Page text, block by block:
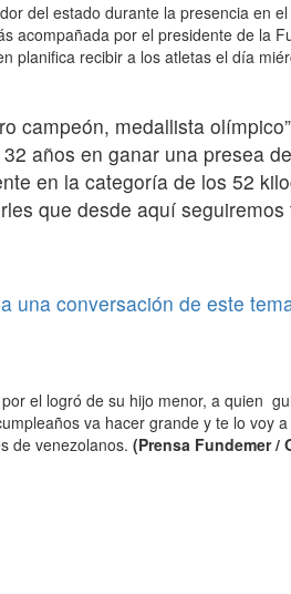
del estado durante la presencia en
acompañada por el presidente de la
planifica recibir a los atletas el día
campeón, medallista
años en ganar una presea
en la categoría de los 52
que desde aquí
una conversación de este
el logró de su hijo menor, a quien
va hacer grande y te lo voy
de venezolanos. (Prensa Fundemer /